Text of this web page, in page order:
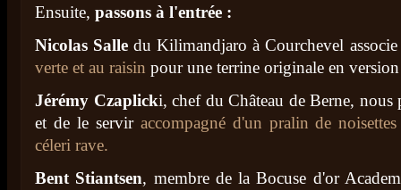
Ensuite, passons à l'entrée :
Nicolas Salle du Kilimandjaro à Courchevel
verte et au raisin pour une terrine originale en
Jérémy Czaplicki, chef du Château de Berne, nous
et de le servir accompagné d'un pralin de
céleri rave.
Bent Stiantsen, membre de la Bocuse d'or